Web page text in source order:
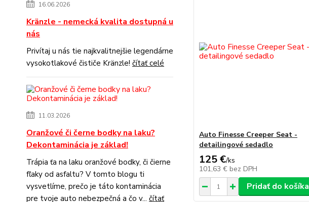
16.06.2026
Kränzle - nemecká kvalita dostupná u
nás
Privítaj u nás tie najkvalitnejšie legendárne
vysokotlakové čističe Kränzle! čítať celé
11.03.2026
Oranžové či černe bodky na laku?
Dekontaminácia je základ!
Trápia ťa na laku oranžové bodky, či čierne
fľaky od asfaltu? V tomto blogu ti
vysvetlíme, prečo je táto kontaminácia
pre tvoje auto nebezpečná a čo v... čítať
Auto Finesse Creeper Seat -
detailingové sedadlo
125 €/ks
101,63 € bez DPH
Pridať do košíka